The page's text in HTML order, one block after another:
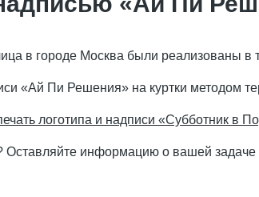
в городе Москва были реализованы
«Ай Пи Решения» на куртки методом
логотипа и надписи «Субботник в
Оставляйте информацию о вашей